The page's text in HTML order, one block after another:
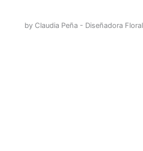
by Claudia Peña - Diseñadora Floral